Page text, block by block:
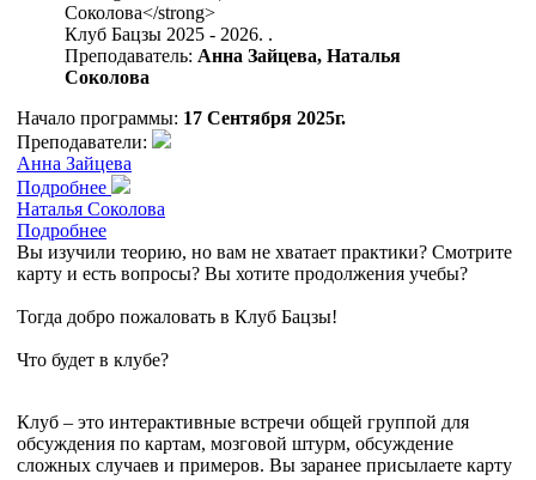
Клуб Бацзы 2025 - 2026. .
Преподаватель: Анна Зайцева, Наталья
Соколова
Начало программы: 17 Сентября 2025г.
Преподаватели:
Анна Зайцева
Подробнее
Наталья Соколова
Подробнее
Вы изучили теорию, но вам не хватает практики? Смотрите
карту и есть вопросы? Вы хотите продолжения учебы?
Тогда добро пожаловать в Клуб Бацзы!
Что будет в клубе?
Клуб – это интерактивные встречи общей группой для
обсуждения по картам, мозговой штурм, обсуждение
сложных случаев и примеров. Вы заранее присылаете карту